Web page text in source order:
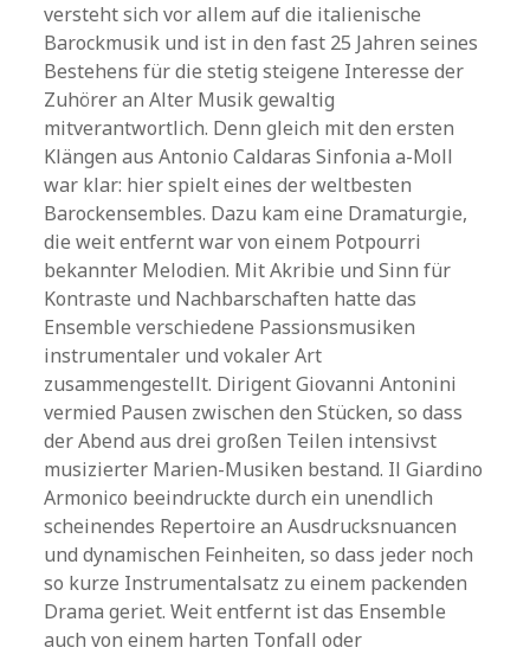
versteht sich vor allem auf die italienische
Barockmusik und ist in den fast 25 Jahren seines
Bestehens für die stetig steigene Interesse der
Zuhörer an Alter Musik gewaltig
mitverantwortlich. Denn gleich mit den ersten
Klängen aus Antonio Caldaras Sinfonia a-Moll
war klar: hier spielt eines der weltbesten
Barockensembles. Dazu kam eine Dramaturgie,
die weit entfernt war von einem Potpourri
bekannter Melodien. Mit Akribie und Sinn für
Kontraste und Nachbarschaften hatte das
Ensemble verschiedene Passionsmusiken
instrumentaler und vokaler Art
zusammengestellt. Dirigent Giovanni Antonini
vermied Pausen zwischen den Stücken, so dass
der Abend aus drei großen Teilen intensivst
musizierter Marien-Musiken bestand. Il Giardino
Armonico beeindruckte durch ein unendlich
scheinendes Repertoire an Ausdrucksnuancen
und dynamischen Feinheiten, so dass jeder noch
so kurze Instrumentalsatz zu einem packenden
Drama geriet. Weit entfernt ist das Ensemble
auch von einem harten Tonfall oder